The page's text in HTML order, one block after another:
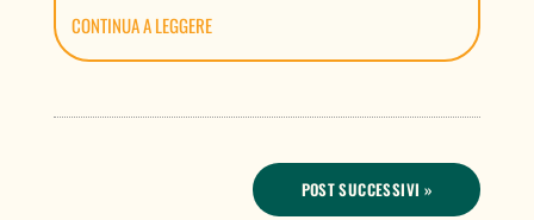
CONTINUA A LEGGERE
POST SUCCESSIVI »